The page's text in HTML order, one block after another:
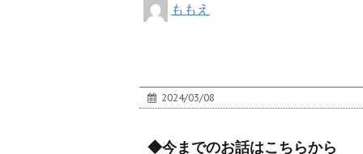
ももえ
2024/03/08
◆今までのお話はこちらから